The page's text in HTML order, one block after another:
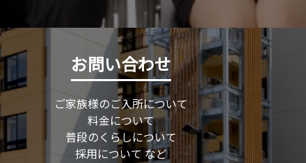
お問い合わせ
ご家族様のご入所について
料金について
普段のくらしについて
採用について など